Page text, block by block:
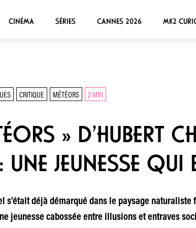
CINÉMA SÉRIES CANNES 2026 MK2
CRITIQUE MÉTÉORS 2 MIN
» D’HUBERT
UNE JEUNESSE QUI
s’était déjà démarqué dans le paysage
jeunesse cabossée entre illusions et entraves